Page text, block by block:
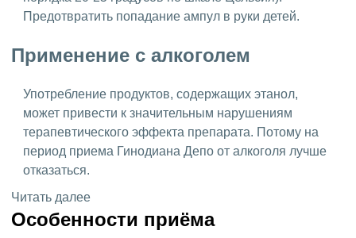
Предотвратить попадание ампул в руки детей.
Применение с алкоголем
Употребление продуктов, содержащих этанол,
может привести к значительным нарушениям
терапевтического эффекта препарата. Потому на
период приема Гинодиана Депо от алкоголя лучше
отказаться.
Читать далее
Особенности приёма